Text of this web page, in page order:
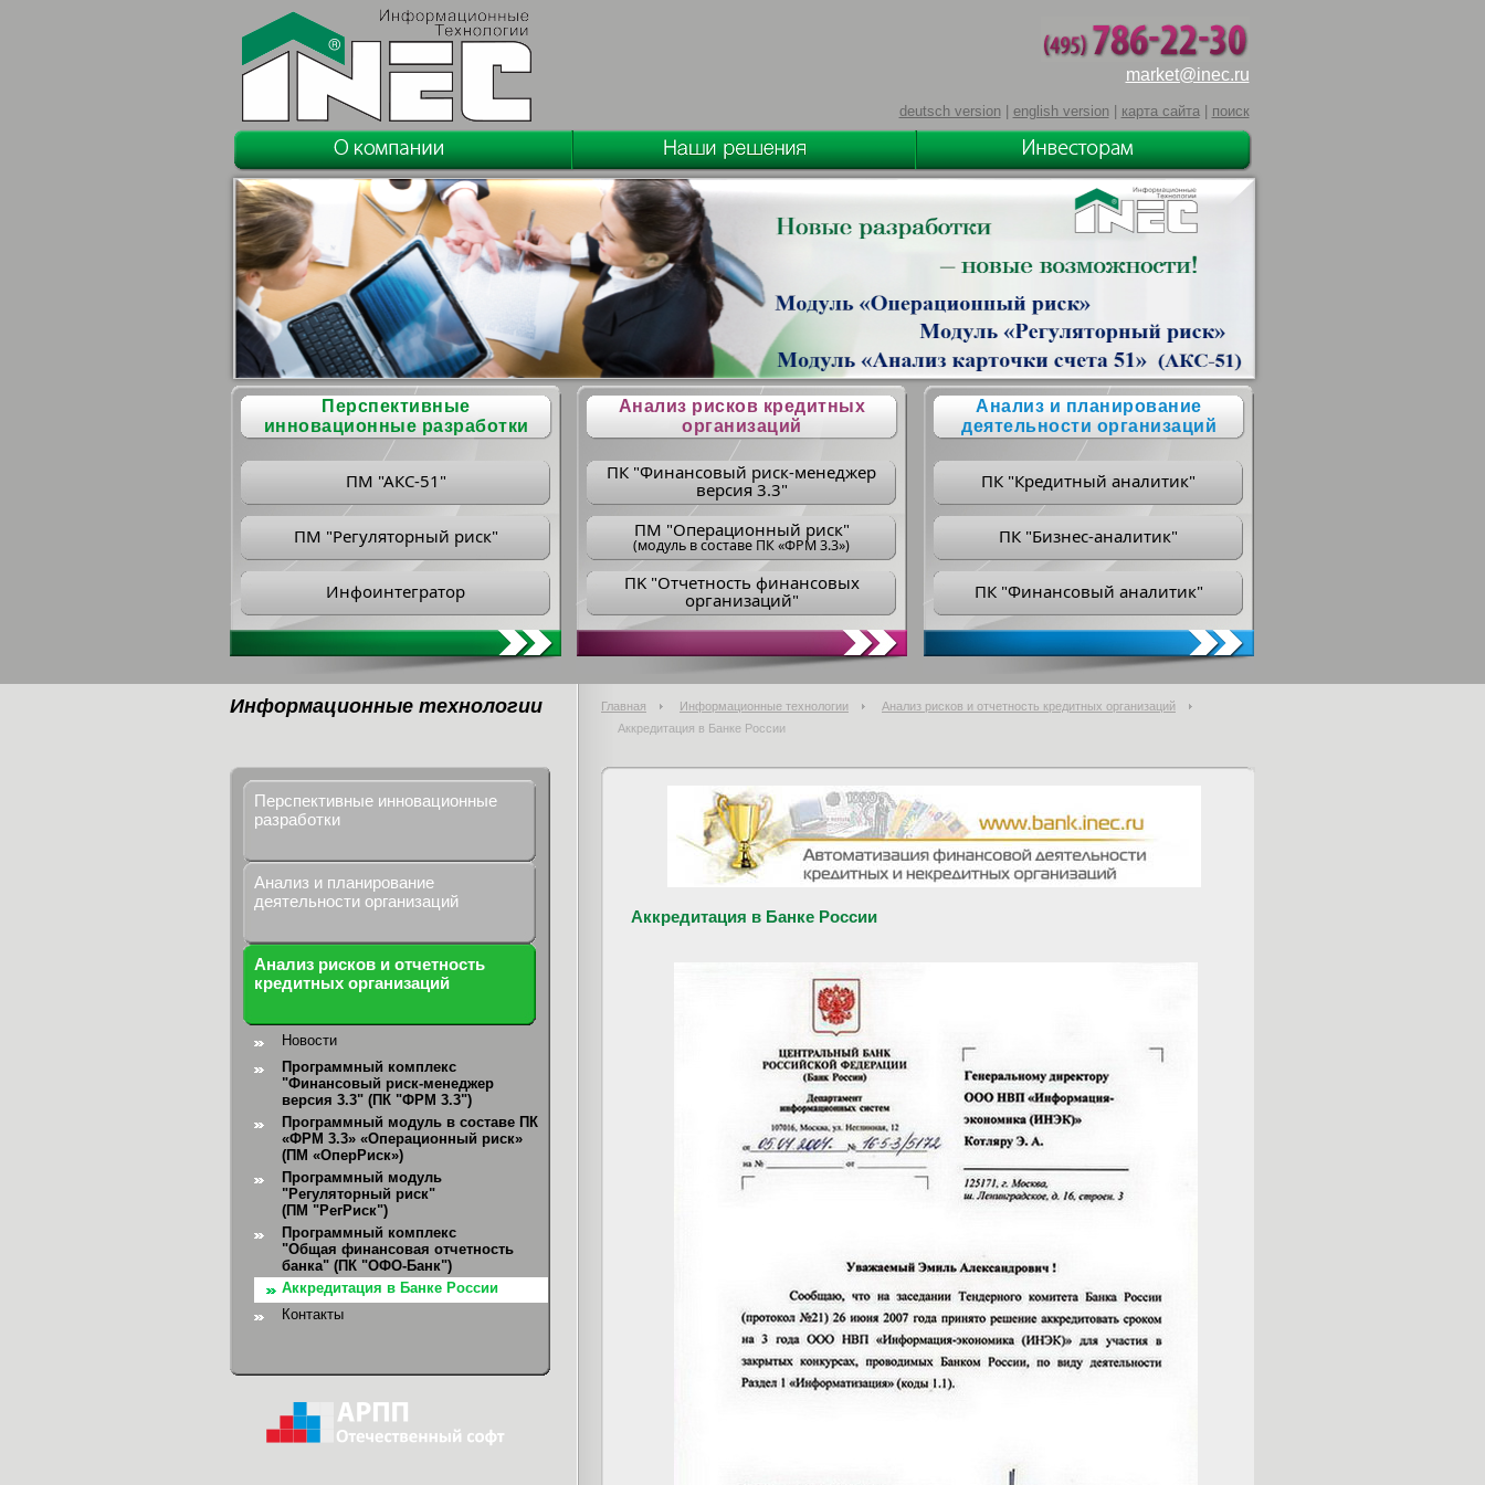
market@inec.ru
deutsch version| english version| карта сайта| поиск
Перспективные
инновационные разработки
ПМ "АКС-51"
ПМ "Регуляторный риск"
Инфоинтегратор
Анализ рисков кредитных
организаций
ПК "Финансовый риск-менеджер
версия 3.3"
ПM "Операционный риск"
(модуль в составе ПК «ФРМ 3.3»)
ПK "Отчетность финансовых
организаций"
Анализ и планирование
деятельности организаций
ПК "Кредитный аналитик"
ПК "Бизнес-аналитик"
ПК "Финансовый аналитик"
Информационные технологии Главная Информационные технологии
Анализ рисков и отчетность кредитных организаций
Аккредитация в Банке России
Перспективные инновационные
разработки
Анализ и планирование
деятельности организаций
Анализ рисков и отчетность
кредитных организаций
Новости
Программный комплекс
"Финансовый риск-менеджер
версия 3.3" (ПК "ФРМ 3.3")
Программный модуль в составе ПК
«ФРМ 3.3» «Операционный риск»
(ПМ «ОперРиск»)
Программный модуль
"Регуляторный риск"
(ПМ "РегРиск")
Программный комплекс
"Общая финансовая отчетность
банка" (ПК "ОФО-Банк")
Аккредитация в Банке России
Контакты
Аккредитация в Банке России